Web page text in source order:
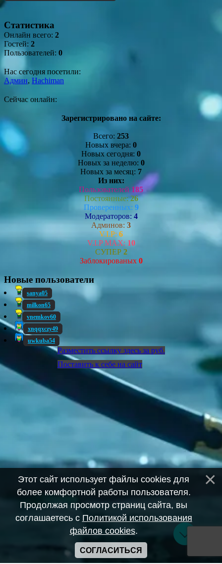
Статистика
Онлайн всего: 2
Гостей: 2
Пользователей: 0
Нас сегодня посетили:
Админ, Hachiman
Сейчас онлайн:
Зарегистрировано на сайте:
Всего: 253
Новых вчера: 0
Новых сегодня: 0
Новых за неделю: 0
Новых за месяц: 7
Из них:
Пользователей185
Постоянные:26
Проверенных: 9
Модераторов: 4
Админов: 3
V.I.P: 6
V.I.P MAX: 10
СУПЕР 2
Заблокированых 0
Новые пользователи
sanya05
milkon65
vnemkov60
xnqqxczy49
uwkuba54
Разместить ссылку здесь за руб.
Поставить к себе на сайт
Этот сайт использует файлы cookies для
более комфортной работы пользователя.
Продолжая просмотр страниц сайта, вы
соглашаетесь с Политикой использования
файлов cookies.
СОГЛАСИТЬСЯ